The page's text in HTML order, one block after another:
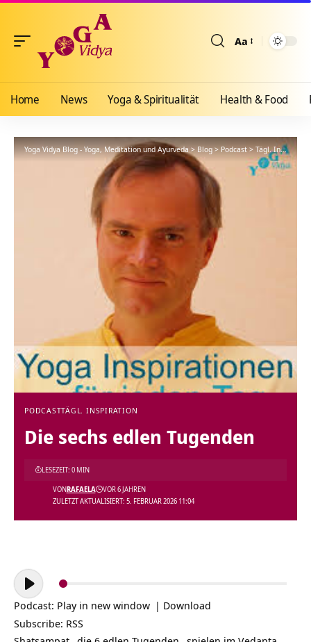
Aa
Home News Yoga & Spiritualität Health & Food
Yoga Vidya Blog - Yoga, Meditation und Ayurveda>Blog>Podcast>Tägl. Inspiration
PODCASTTÄGL. INSPIRATION
Die sechs edlen Tugenden
ZULETZT AKTUALISIERT: 5. FEBRUAR 2026 11:04
VONRAFAELA VOR 6 JAHREN
LESEZEIT: 0 MIN
Audio-
Player
Podcast: Play in new window | Download
Subscribe: RSS